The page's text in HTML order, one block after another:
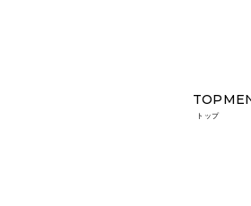
TOP
トップ
COLUMN